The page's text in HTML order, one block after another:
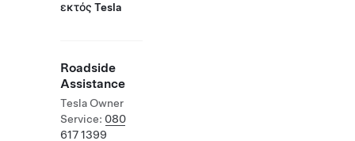
εκτός Tesla
Roadside
Assistance
Tesla Owner
Service: 080
617 1399